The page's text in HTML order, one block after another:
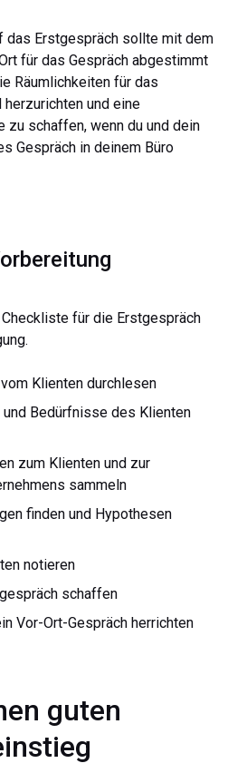
das Erstgespräch sollte mit dem
für das Gespräch abgestimmt
Räumlichkeiten für das
und eine
zu schaffen, wenn du und dein
Gespräch in deinem Büro
für die Erstgespräch
Klienten durchlesen
Bedürfnisse des Klienten
zum Klienten und zur
sammeln
finden und Hypothesen
notieren
schaffen
Vor-Ort-Gespräch herrichten
guten